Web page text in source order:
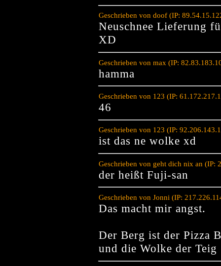
Geschrieben von doof (IP:
Neuschnee Lieferung
XD
Geschrieben von max (IP:
hamma
Geschrieben von 123 (IP:
46
Geschrieben von 123 (IP:
ist das ne wolke xd
Geschrieben von geht dich nix an (IP:
der heißt Fuji-san
Geschrieben von Jonni (IP:
Das macht mir angst.
Der Berg ist der Pizza
und die Wolke der Teig